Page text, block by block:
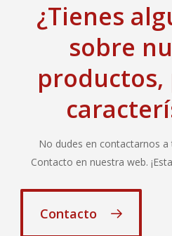
¿Tienes
sobre
productos,
No dudes en contactarnos a
Contacto en nuestra web.
Contacto